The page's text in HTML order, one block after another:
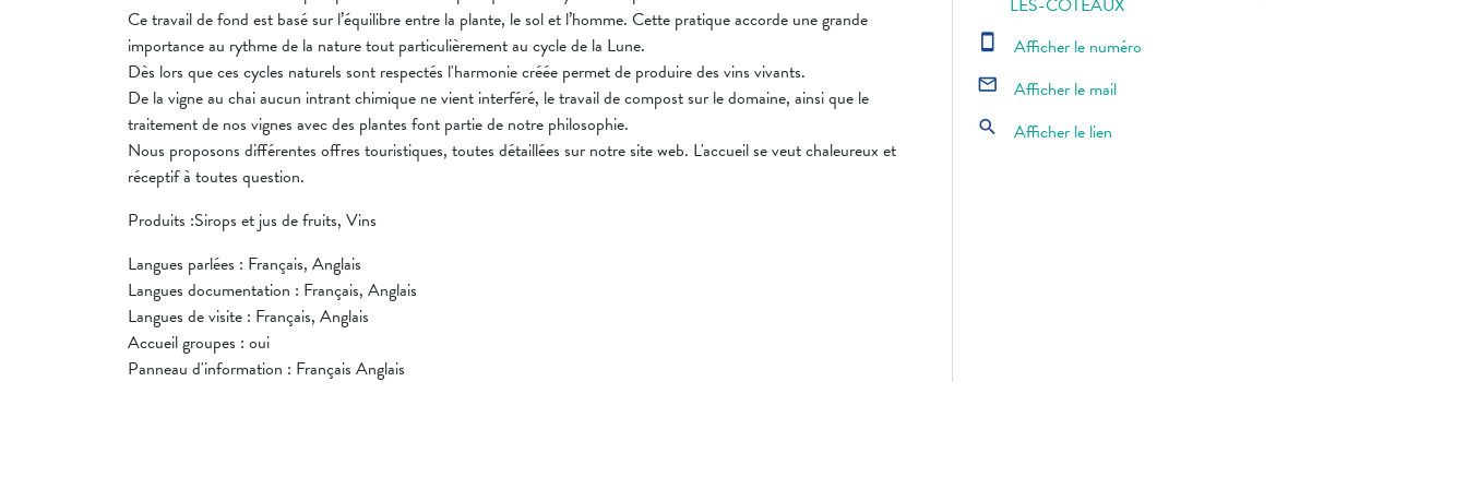
Ce travail de fond est basé sur l’équilibre entre la plante, le sol et l’homme. Cette pratique accorde une grande
importance au rythme de la nature tout particulièrement au cycle de la Lune.
Dès lors que ces cycles naturels sont respectés l'harmonie créée permet de produire des vins vivants.
De la vigne au chai aucun intrant chimique ne vient interféré, le travail de compost sur le domaine, ainsi que le
traitement de nos vignes avec des plantes font partie de notre philosophie.
Nous proposons différentes offres touristiques, toutes détaillées sur notre site web. L'accueil se veut chaleureux et
réceptif à toutes question.
Produits :Sirops et jus de fruits, Vins
Langues parlées : Français, Anglais
Langues documentation : Français, Anglais
Langues de visite : Français, Anglais
Accueil groupes : oui
Panneau d'information : Français Anglais
LES-COTEAUX
smartphone Afficher le numéro
mail_outline Afficher le mail
search Afficher le lien